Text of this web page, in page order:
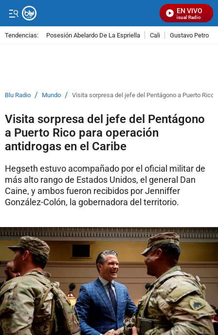
EN VIVO
Señal Visual Radio
Tendencias: Posesión Abelardo De La Espriella Cali Gustavo Petro
Blu Radio / Mundo / Visita sorpresa del jefe del Pentágono a Puerto Rico
Visita sorpresa del jefe del Pentágono
a Puerto Rico para operación
antidrogas en el Caribe
Hegseth estuvo acompañado por el oficial militar de
más alto rango de Estados Unidos, el general Dan
Caine, y ambos fueron recibidos por Jenniffer
González-Colón, la gobernadora del territorio.